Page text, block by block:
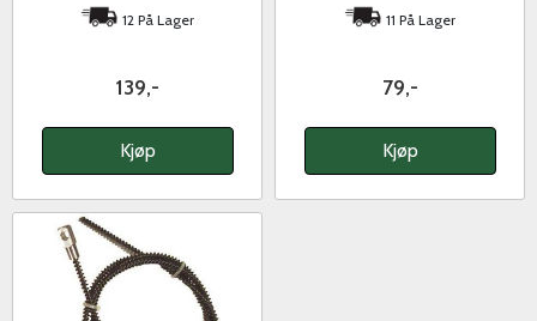
12 På Lager
139,-
Kjøp
11 På Lager
79,-
Kjøp